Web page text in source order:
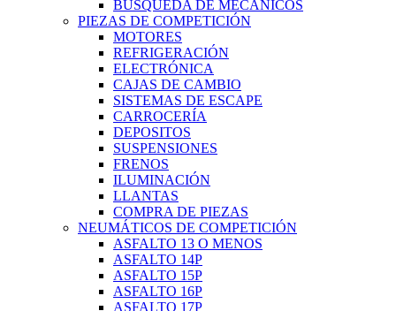
BÚSQUEDA DE MECÁNICOS
PIEZAS DE COMPETICIÓN
MOTORES
REFRIGERACIÓN
ELECTRÓNICA
CAJAS DE CAMBIO
SISTEMAS DE ESCAPE
CARROCERÍA
DEPOSITOS
SUSPENSIONES
FRENOS
ILUMINACIÓN
LLANTAS
COMPRA DE PIEZAS
NEUMÁTICOS DE COMPETICIÓN
ASFALTO 13 O MENOS
ASFALTO 14P
ASFALTO 15P
ASFALTO 16P
ASFALTO 17P